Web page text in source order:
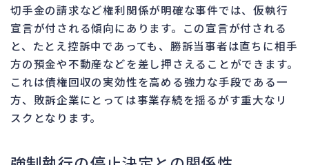
切手金の請求など権利関係が明確な事件では、仮執行
宣言が付される傾向にあります。この宣言が付される
と、たとえ控訴中であっても、勝訴当事者は直ちに相手
方の預金や不動産などを差し押さえることができます。
これは債権回収の実効性を高める強力な手段である一
方、敗訴企業にとっては事業存続を揺るがす重大なリ
スクとなります。